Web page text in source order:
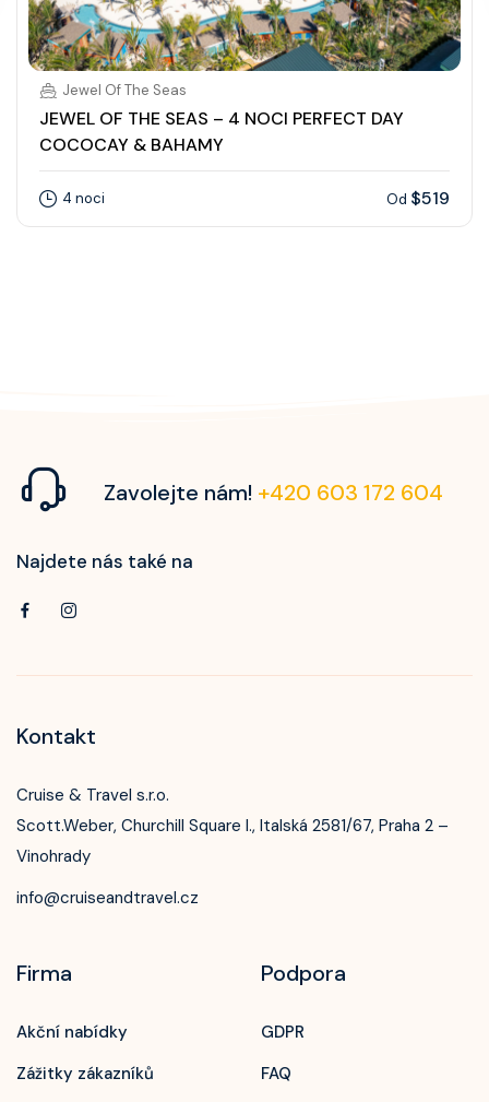
Jewel Of The Seas
JEWEL OF THE SEAS – 4 NOCI PERFECT DAY
COCOCAY & BAHAMY
4 noci Od $519
Zavolejte nám! +420 603 172 604
Najdete nás také na
Kontakt
Cruise & Travel s.r.o.
Scott.Weber, Churchill Square I., Italská 2581/67, Praha 2 –
Vinohrady
info@cruiseandtravel.cz
Firma
Akční nabídky
Zážitky zákazníků
Podpora
GDPR
FAQ